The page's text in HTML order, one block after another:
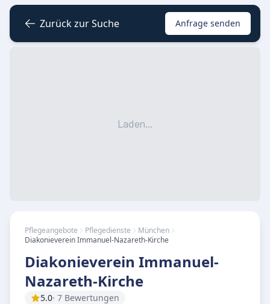
Zurück zur Suche Anfrage senden
Laden...
Pflegeangebote Pflegedienste
München
Diakonieverein Immanuel-Nazareth-Kirche
Diakonieverein Immanuel-
Nazareth-Kirche
5.0· 7 Bewertungen